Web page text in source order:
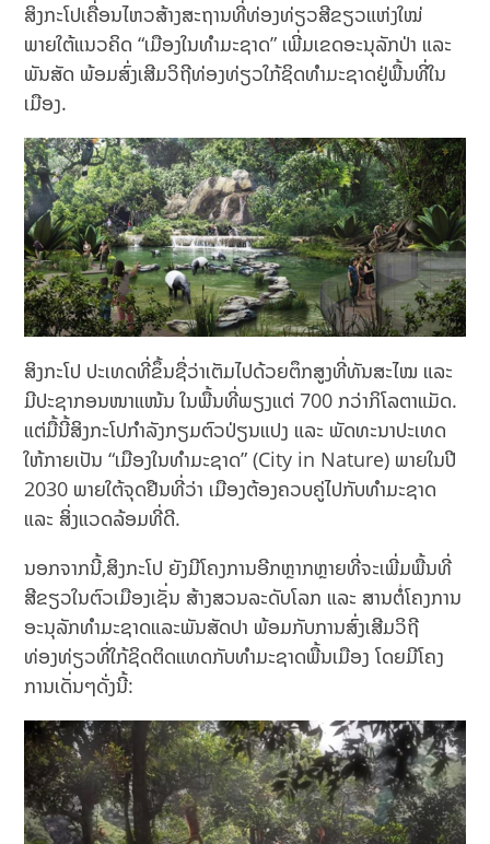
ສິງກະໂປເຄື່ອນໄຫວສ້າງສະຖານທີ່ທ່ອງທ່ຽວສີຂຽວແຫ່ງໃໝ່
ພາຍໃຕ້ແນວຄິດ “ເມືອງໃນທຳມະຊາດ” ເພີ່ມເຂດອະນຸລັກປ່າ ແລະ
ພັນສັດ ພ້ອມສົ່ງເສີມວິຖີທ່ອງທ່ຽວໃກ້ຊິດທຳມະຊາດຢູ່ພື້ນທີ່ໃນ
ເມືອງ.
ສິງກະໂປ ປະເທດທີ່ຂຶ້ນຊື່ວ່າເຕັມໄປດ້ວຍຕຶກສູງທີ່ທັນສະໄໝ ແລະ
ມີປະຊາກອນໜາແໜ້ນ ໃນພື້ນທີ່ພຽງແຕ່ 700 ກວ່າກິໂລຕາແມັດ.
ແຕ່ມື້ນີ້ສິງກະໂປກຳລັງກຽມຕົວປ່ຽນແປງ ແລະ ພັດທະນາປະເທດ
ໃຫ້ກາຍເປັນ “ເມືອງໃນທຳມະຊາດ” (City in Nature) ພາຍໃນປີ
2030 ພາຍໃຕ້ຈຸດຢືນທີ່ວ່າ ເມືອງຕ້ອງຄວບຄູ່ໄປກັບທຳມະຊາດ
ແລະ ສິ່ງແວດລ້ອມທີ່ດີ.
ນອກຈາກນີ້,​ສິງກະໂປ ຍັງມີໂຄງການອີກຫຼາກຫຼາຍທີ່ຈະເພີ່ມພື້ນທີ່
ສີຂຽວໃນຕົວເມືອງເຊັ່ນ ສ້າງສວນລະດັບໂລກ ແລະ ສານຕໍ່ໂຄງການ
ອະນຸລັກທຳມະຊາດແລະພັນສັດປາ ພ້ອມກັບການສົ່ງເສີມວິຖີ
ທ່ອງທ່ຽວທີ່ໃກ້ຊິດຕິດແທດກັບທຳມະຊາດພື້ນເມືອງ ໂດຍມີໂຄງ
ການເດັ່ນໆດັ່ງນີ້: